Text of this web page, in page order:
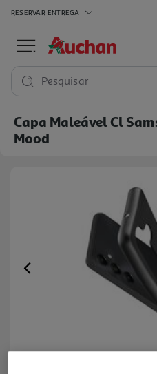
RESERVAR ENTREGA
Pesquisar
Capa Maleável Cl
Mood
Previous